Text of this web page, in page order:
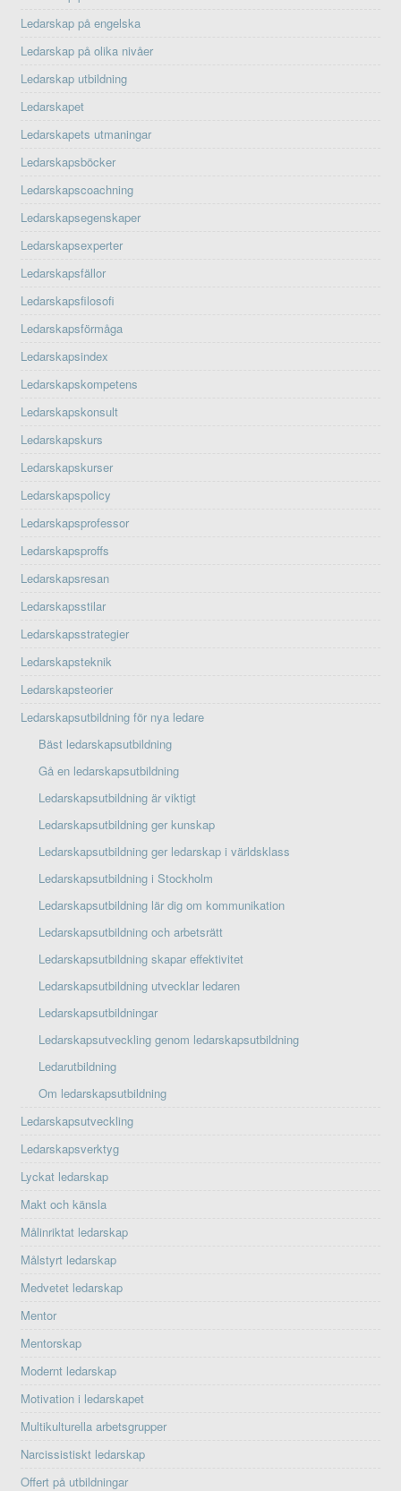
Ledarskap på engelska
Ledarskap på olika nivåer
Ledarskap utbildning
Ledarskapet
Ledarskapets utmaningar
Ledarskapsböcker
Ledarskapscoachning
Ledarskapsegenskaper
Ledarskapsexperter
Ledarskapsfällor
Ledarskapsfilosofi
Ledarskapsförmåga
Ledarskapsindex
Ledarskapskompetens
Ledarskapskonsult
Ledarskapskurs
Ledarskapskurser
Ledarskapspolicy
Ledarskapsprofessor
Ledarskapsproffs
Ledarskapsresan
Ledarskapsstilar
Ledarskapsstrategier
Ledarskapsteknik
Ledarskapsteorier
Ledarskapsutbildning för nya ledare
Bäst ledarskapsutbildning
Gå en ledarskapsutbildning
Ledarskapsutbildning är viktigt
Ledarskapsutbildning ger kunskap
Ledarskapsutbildning ger ledarskap i världsklass
Ledarskapsutbildning i Stockholm
Ledarskapsutbildning lär dig om kommunikation
Ledarskapsutbildning och arbetsrätt
Ledarskapsutbildning skapar effektivitet
Ledarskapsutbildning utvecklar ledaren
Ledarskapsutbildningar
Ledarskapsutveckling genom ledarskapsutbildning
Ledarutbildning
Om ledarskapsutbildning
Ledarskapsutveckling
Ledarskapsverktyg
Lyckat ledarskap
Makt och känsla
Målinriktat ledarskap
Målstyrt ledarskap
Medvetet ledarskap
Mentor
Mentorskap
Modernt ledarskap
Motivation i ledarskapet
Multikulturella arbetsgrupper
Narcissistiskt ledarskap
Offert på utbildningar